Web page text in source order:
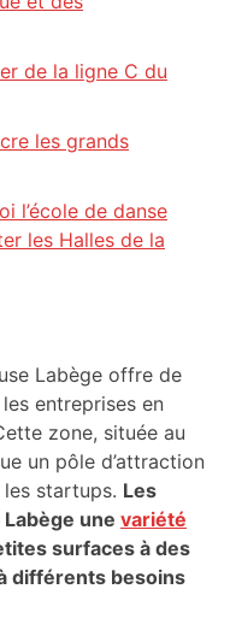
de la ligne C du
les grands
l’école de danse
les Halles de la
Labège offre de
entreprises en
zone, située au
un pôle d’attraction
startups. Les
une variété
surfaces à des
différents besoins